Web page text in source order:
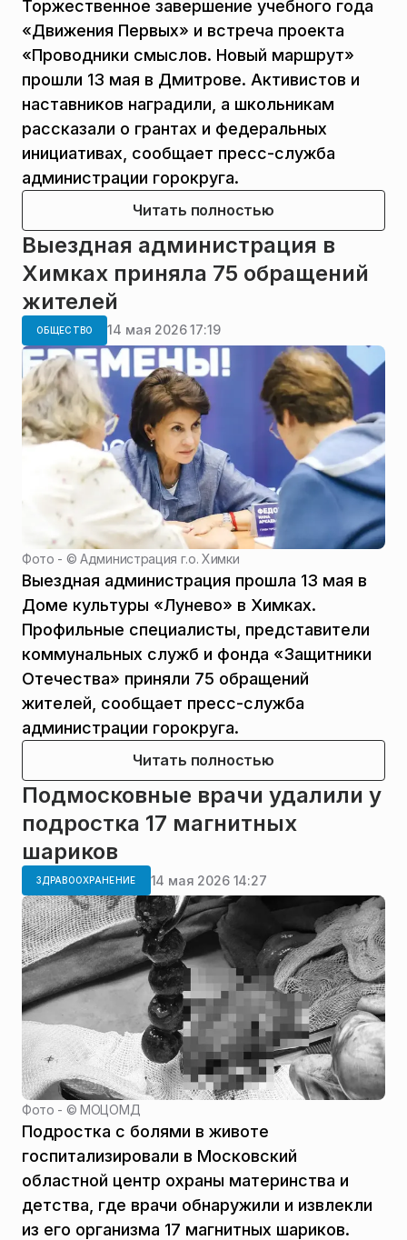
Торжественное завершение учебного года
«Движения Первых» и встреча проекта
«Проводники смыслов. Новый маршрут»
прошли 13 мая в Дмитрове. Активистов и
наставников наградили, а школьникам
рассказали о грантах и федеральных
инициативах, сообщает пресс-служба
администрации горокруга.
Читать полностью
Выездная администрация в
Химках приняла 75 обращений
жителей
ОБЩЕСТВО 14 мая 2026 17:19
Фото - ©Администрация г.о. Химки
Выездная администрация прошла 13 мая в
Доме культуры «Лунево» в Химках.
Профильные специалисты, представители
коммунальных служб и фонда «Защитники
Отечества» приняли 75 обращений
жителей, сообщает пресс-служба
администрации горокруга.
Читать полностью
Подмосковные врачи удалили у
подростка 17 магнитных
шариков
ЗДРАВООХРАНЕНИЕ 14 мая 2026 14:27
Фото - ©МОЦОМД
Подростка с болями в животе
госпитализировали в Московский
областной центр охраны материнства и
детства, где врачи обнаружили и извлекли
из его организма 17 магнитных шариков.